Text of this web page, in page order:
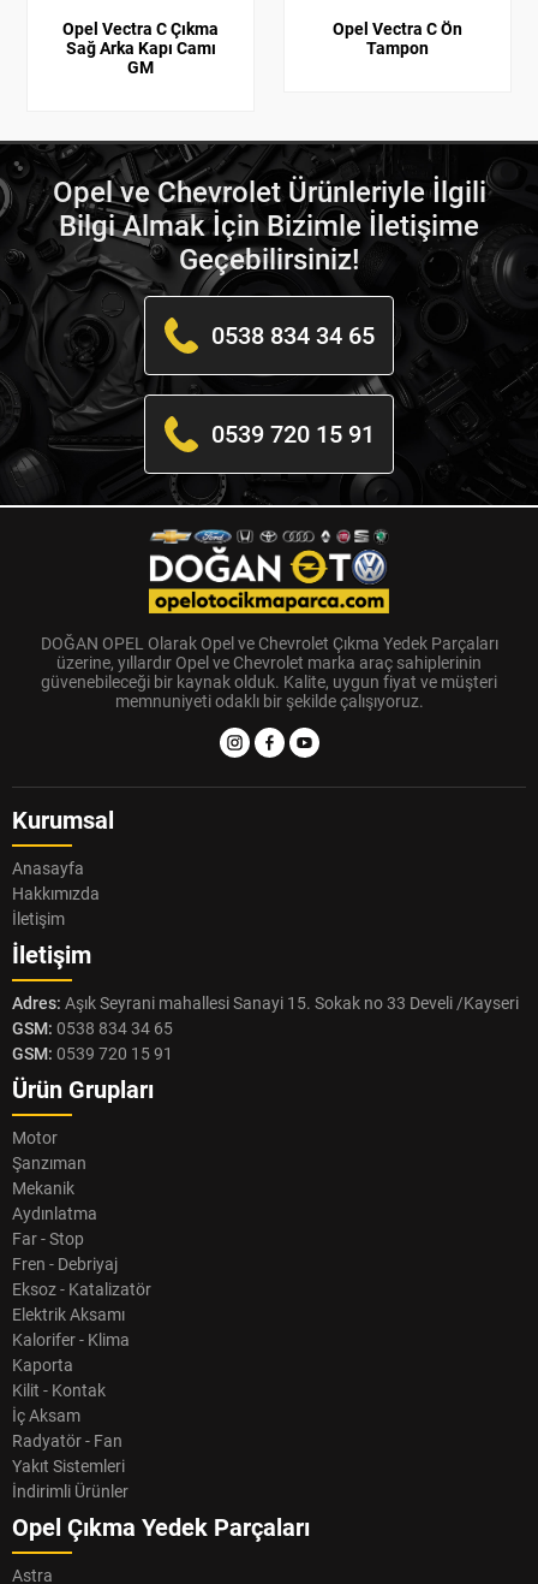
Opel Vectra C Çıkma
Sağ Arka Kapı Camı
GM
Opel Vectra C Ön
Tampon
Opel ve Chevrolet Ürünleriyle İlgili
Bilgi Almak İçin Bizimle İletişime
Geçebilirsiniz!
0538 834 34 65
0539 720 15 91
DOĞAN OPEL Olarak Opel ve Chevrolet Çıkma Yedek Parçaları
üzerine, yıllardır Opel ve Chevrolet marka araç sahiplerinin
güvenebileceği bir kaynak olduk. Kalite, uygun fiyat ve müşteri
memnuniyeti odaklı bir şekilde çalışıyoruz.
Kurumsal
Anasayfa
Hakkımızda
İletişim
İletişim
Adres: Aşık Seyrani mahallesi Sanayi 15. Sokak no 33 Develi /Kayseri
GSM: 0538 834 34 65
GSM: 0539 720 15 91
Ürün Grupları
Motor
Şanzıman
Mekanik
Aydınlatma
Far - Stop
Fren - Debriyaj
Eksoz - Katalizatör
Elektrik Aksamı
Kalorifer - Klima
Kaporta
Kilit - Kontak
İç Aksam
Radyatör - Fan
Yakıt Sistemleri
İndirimli Ürünler
Opel Çıkma Yedek Parçaları
Astra